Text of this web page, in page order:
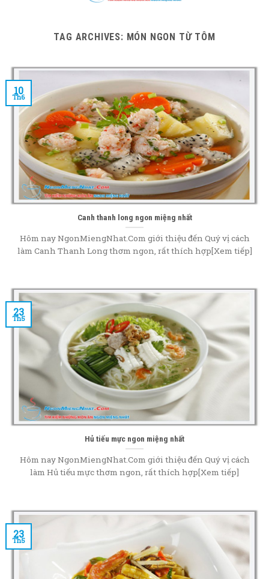
TAG ARCHIVES: MÓN NGON TỪ TÔM
Canh thanh long ngon miệng nhất
Hôm nay NgonMiengNhat.Com giới thiệu đến Quý vị cách
làm Canh Thanh Long thơm ngon, rất thích hợp[Xem tiếp]
10
Th6
Hủ tiếu mực ngon miệng nhất
Hôm nay NgonMiengNhat.Com giới thiệu đến Quý vị cách
làm Hủ tiếu mực thơm ngon, rất thích hợp[Xem tiếp]
23
Th5
23
Th5